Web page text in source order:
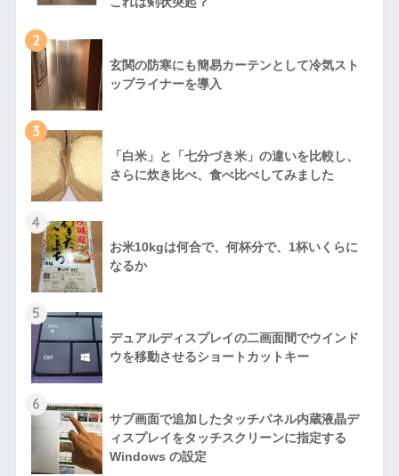
2
玄関の防寒にも簡易カーテンとして冷気スト
ップライナーを導入
3
「白米」と「七分づき米」の違いを比較し、
さらに炊き比べ、食べ比べしてみました
4
お米10kgは何合で、何杯分で、1杯いくらに
なるか
5
デュアルディスプレイの二画面間でウインド
ウを移動させるショートカットキー
6
サブ画面で追加したタッチパネル内蔵液晶デ
ィスプレイをタッチスクリーンに指定する
Windows の設定